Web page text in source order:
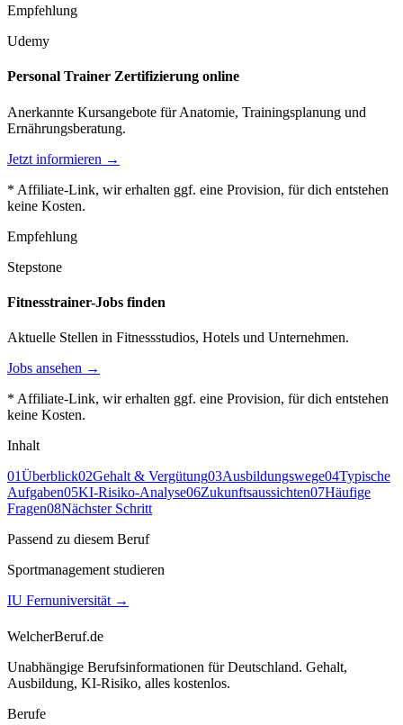
Empfehlung
Udemy
Personal Trainer Zertifizierung online
Anerkannte Kursangebote für Anatomie, Trainingsplanung und
Ernährungsberatung.
Jetzt informieren →
* Affiliate-Link, wir erhalten ggf. eine Provision, für dich entstehen
keine Kosten.
Empfehlung
Stepstone
Fitnesstrainer-Jobs finden
Aktuelle Stellen in Fitnessstudios, Hotels und Unternehmen.
Jobs ansehen →
* Affiliate-Link, wir erhalten ggf. eine Provision, für dich entstehen
keine Kosten.
Inhalt
01Überblick02Gehalt & Vergütung03Ausbildungswege04Typische
Aufgaben05KI-Risiko-Analyse06Zukunftsaussichten07Häufige
Fragen08Nächster Schritt
Passend zu diesem Beruf
Sportmanagement studieren
IU Fernuniversität →
WelcherBeruf.de
Unabhängige Berufsinformationen für Deutschland. Gehalt,
Ausbildung, KI-Risiko, alles kostenlos.
Berufe